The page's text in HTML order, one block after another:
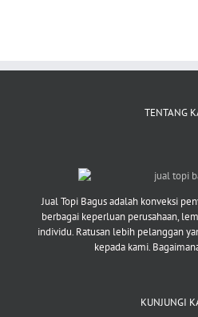
TENTANG
Jual Topi Bagus adalah konveksi
berbagai keperluan perusahaan,
individu. Ratusan lebih pelanggan
kepada kami.
KUNJUNGI